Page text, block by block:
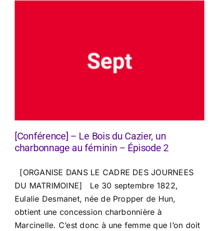
[Conférence] – Le Bois du Cazier, un
charbonnage au féminin – Épisode 2
[ORGANISE DANS LE CADRE DES JOURNEES
DU MATRIMOINE] Le 30 septembre 1822,
Eulalie Desmanet, née de Propper de Hun,
obtient une concession charbonnière à
Marcinelle. C’est donc à une femme que l’on doit